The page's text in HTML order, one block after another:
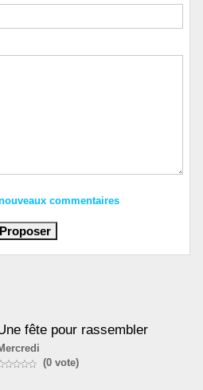
fête pour rassembler
(0 vote)
commentaires